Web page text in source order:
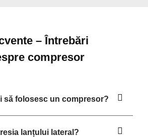
– Întrebări
compresor
să folosesc un compresor?
lanțului lateral?